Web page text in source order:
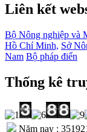
Liên kết
Bộ Nông nghiệp và
Hồ Chí Minh, Sở
Nam Bộ pháp điển
Thống kê
Năm nay :